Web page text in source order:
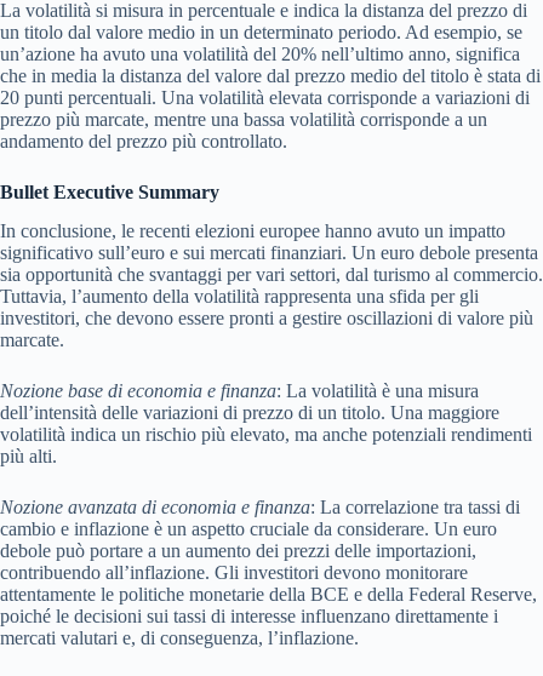
La volatilità si misura in percentuale e indica la distanza del prezzo di
un titolo dal valore medio in un determinato periodo. Ad esempio, se
un’azione ha avuto una volatilità del 20% nell’ultimo anno, significa
che in media la distanza del valore dal prezzo medio del titolo è stata di
20 punti percentuali. Una volatilità elevata corrisponde a variazioni di
prezzo più marcate, mentre una bassa volatilità corrisponde a un
andamento del prezzo più controllato.
Bullet Executive Summary
In conclusione, le recenti elezioni europee hanno avuto un impatto
significativo sull’euro e sui mercati finanziari. Un euro debole presenta
sia opportunità che svantaggi per vari settori, dal turismo al commercio.
Tuttavia, l’aumento della volatilità rappresenta una sfida per gli
investitori, che devono essere pronti a gestire oscillazioni di valore più
marcate.
Nozione base di economia e finanza: La volatilità è una misura
dell’intensità delle variazioni di prezzo di un titolo. Una maggiore
volatilità indica un rischio più elevato, ma anche potenziali rendimenti
più alti.
Nozione avanzata di economia e finanza: La correlazione tra tassi di
cambio e inflazione è un aspetto cruciale da considerare. Un euro
debole può portare a un aumento dei prezzi delle importazioni,
contribuendo all’inflazione. Gli investitori devono monitorare
attentamente le politiche monetarie della BCE e della Federal Reserve,
poiché le decisioni sui tassi di interesse influenzano direttamente i
mercati valutari e, di conseguenza, l’inflazione.